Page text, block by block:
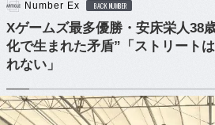
Number Ex BACK NUMBER
Xゲームズ最多優勝・安床栄人38
化で生まれた矛盾”「ストリート
れない」